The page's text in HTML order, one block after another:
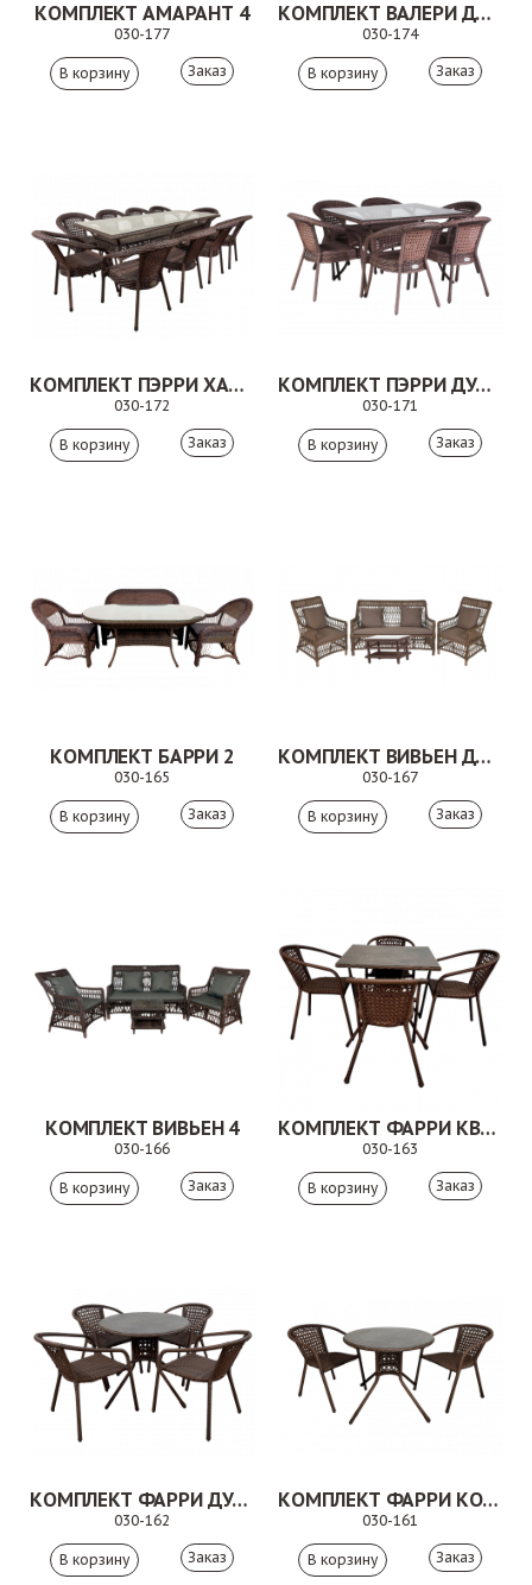
КОМПЛЕКТ АМАРАНТ 4
030-177
Заказ
КОМПЛЕКТ ВАЛЕРИ ДУО КОРИЧНЕВЫЙ
030-174
Заказ
КОМПЛЕКТ ПЭРРИ ХАЙ КОРИЧНЕВЫЙ
030-172
Заказ
КОМПЛЕКТ ПЭРРИ ДУО КОРИЧНЕВЫЙ
030-171
Заказ
КОМПЛЕКТ БАРРИ 2
030-165
Заказ
КОМПЛЕКТ ВИВЬЕН ДУО 2
030-167
Заказ
КОМПЛЕКТ ВИВЬЕН 4
030-166
Заказ
КОМПЛЕКТ ФАРРИ КВАДРО КОРИЧНЕВЫЙ
030-163
Заказ
КОМПЛЕКТ ФАРРИ ДУО КОРИЧНЕВЫЙ
030-162
Заказ
КОМПЛЕКТ ФАРРИ КОРИЧНЕВЫЙ
030-161
Заказ